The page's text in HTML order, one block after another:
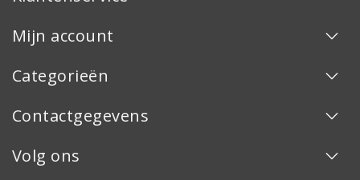
Mijn account
Categorieën
Contactgegevens
Volg ons